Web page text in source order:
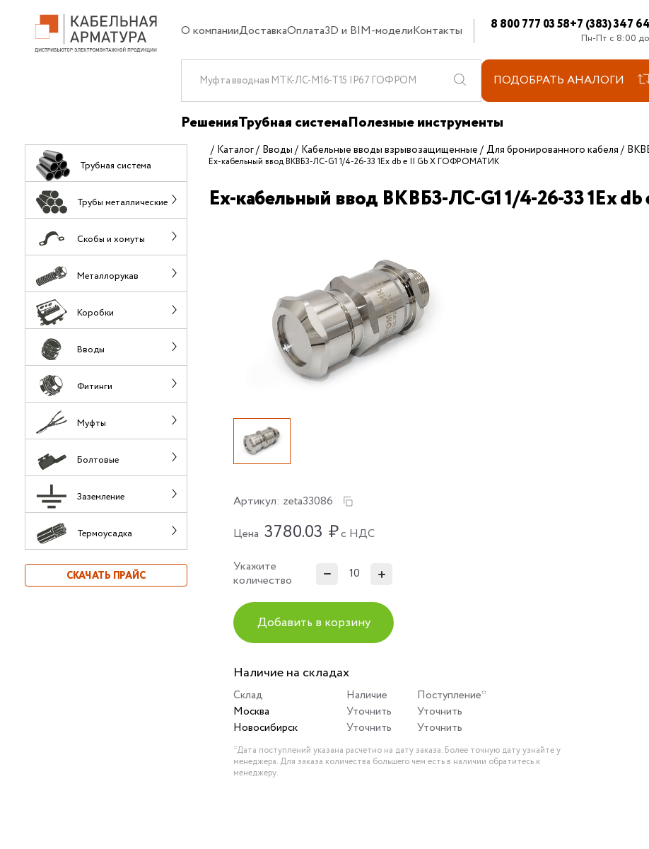
О компанииДоставкаОплата3D и BIM-моделиКонтакты 8 800 777 03 58+7 (383) 347
Пн-Пт с 8:00
ПОДОБРАТЬ АНАЛОГИ
РешенияТрубная системаПолезные инструменты
Трубная система
Трубы металлические
Скобы и хомуты
Металлорукав
Коробки
Вводы
Фитинги
Муфты
Болтовые
Заземление
Термоусадка
СКАЧАТЬ ПРАЙС
Каталог Вводы Кабельные вводы взрывозащищенные Для бронированного кабеля
Ех-кабельный ввод ВКВБ3-ЛС-G1 1/4-26-33 1Ex db e II Gb X ГОФРОМАТИК
Ех-кабельный ввод ВКВБ3-ЛС-G1 1/4-26-33 1Ex
Артикул: zeta33086
Цена 3780.03 ₽с НДС
Укажите
количество
Добавить в корзину
Наличие на складах
Склад Наличие
Поступление*
Москва
Уточнить
Уточнить
Новосибирск
Уточнить Уточнить
*Дата поступлений указана расчетно на дату заказа. Более точную дату узнайте у
менеджера. Для заказа количества большего чем есть в наличии обратитесь к
менеджеру.